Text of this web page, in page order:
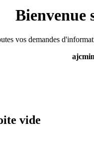
Bienvenue
vos demandes
vide